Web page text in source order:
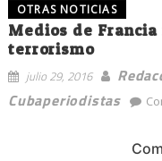
OTRAS NOTICIAS
Medios de
terrorismo
julio 29, 2016
Cubaperiodistas